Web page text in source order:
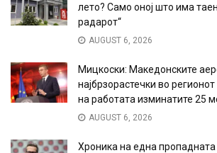
лето? Само оној што има
радарот“
AUGUST 6, 2026
Мицкоски: Македонските
најбрзорастечки во
на работата изминатите 25
AUGUST 6, 2026
Хроника на една пропадната